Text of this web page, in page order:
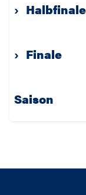
› Halbfinale
› Finale
Saison